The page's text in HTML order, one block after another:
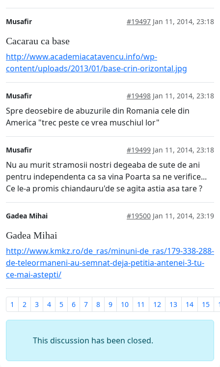
Musafir #19497 Jan 11, 2014, 23:18
Cacarau ca base
http://www.academiacatavencu.info/wp-
content/uploads/2013/01/base-crin-orizontal.jpg
Musafir #19498 Jan 11, 2014, 23:18
Spre deosebire de abuzurile din Romania cele din
America "trec peste ce vrea muschiul lor"
Musafir #19499 Jan 11, 2014, 23:18
Nu au murit stramosii nostri degeaba de sute de ani
pentru independenta ca sa vina Poarta sa ne verifice...
Ce le-a promis chiandauru'de se agita astia asa tare ?
Gadea Mihai #19500 Jan 11, 2014, 23:19
Gadea Mihai
http://www.kmkz.ro/de_ras/minuni-de_ras/179-338-288-
de-teleormaneni-au-semnat-deja-petitia-antenei-3-tu-
ce-mai-astepti/
1 2 3 4 5 6 7 8 9 10 11 12 13 14 15
This discussion has been closed.